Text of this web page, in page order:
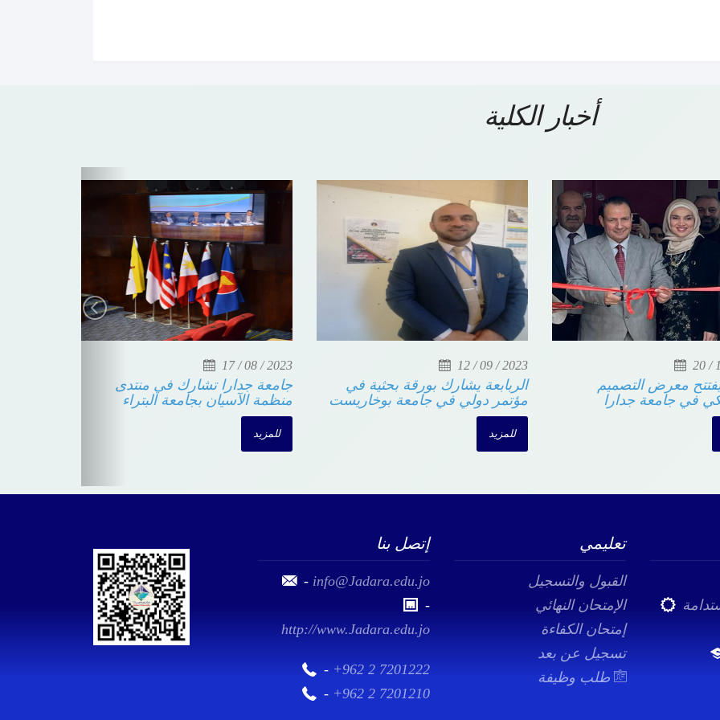
أخبار الكلية
جامعة جدارا تشارك في
منظمة الآسيان بجامعة
الربابعة يشارك بورقة بحثية في
مؤتمر دولي في جامعة بوخاريست
الزبون يفتتح معرض التصميم
الجرافيكي في جامعة جدارا
يفتتح
Previous
إتصل بنا
- info@Jadara.edu.jo
-
http://www.Jadara.edu.jo
- +962 2 7201222
- +962 2 7201210
تعليمي
القبول والتسجيل
الإمتحان النهائي
إمتحان الكفاءة
تسجيل عن بعد
طلب وظيفة